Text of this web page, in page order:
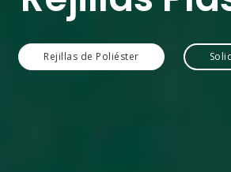
Rejillas de Poliéster